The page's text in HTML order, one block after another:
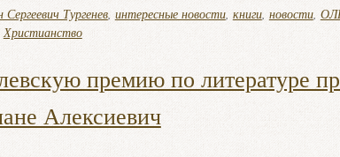
Сергеевич Тургенев, интересные новости, книги, новости,
Христианство
премию по литературе
Алексиевич